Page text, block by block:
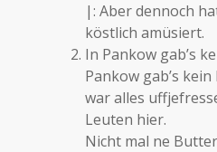
|: Aber dennoch
köstlich amüsiert.
In Pankow gab’s
Pankow gab’s kein
war alles
Leuten hier.
Nicht mal ne